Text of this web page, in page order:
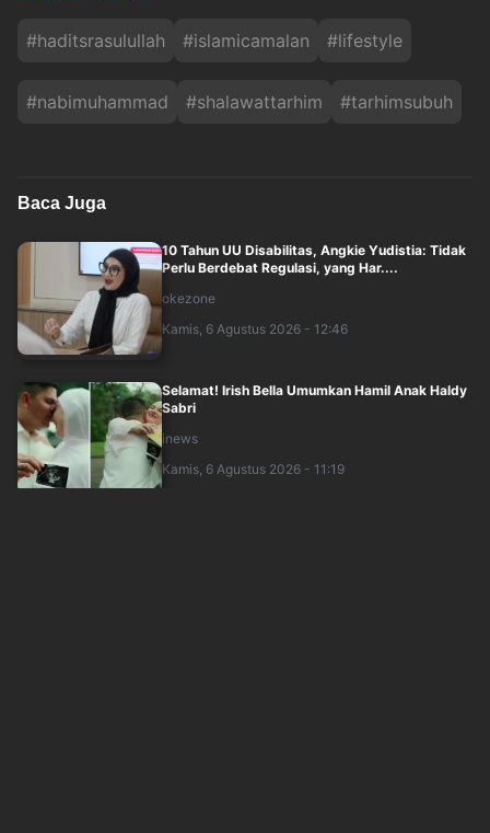
#haditsrasulullah #islamicamalan #lifestyle
#nabimuhammad #shalawattarhim #tarhimsubuh
Baca Juga
10 Tahun UU Disabilitas, Angkie Yudistia: Tidak
Perlu Berdebat Regulasi, yang Har....
okezone
Kamis, 6 Agustus 2026 - 12:46
Selamat! Irish Bella Umumkan Hamil Anak Haldy
Sabri
inews
Kamis, 6 Agustus 2026 - 11:19